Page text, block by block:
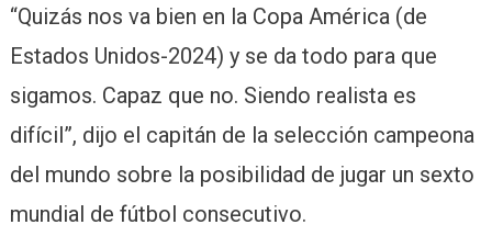
“Quizás nos va bien en la Copa América (de
Estados Unidos-2024) y se da todo para que
sigamos. Capaz que no. Siendo realista es
difícil”, dijo el capitán de la selección campeona
del mundo sobre la posibilidad de jugar un sexto
mundial de fútbol consecutivo.